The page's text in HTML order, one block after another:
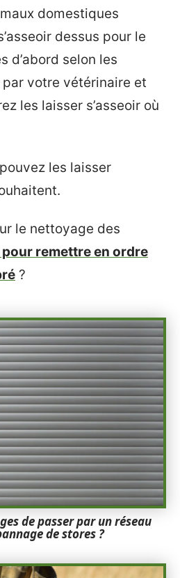
domestiques
dessus pour le
d’abord selon les
votre vétérinaire et
les laisser s’asseoir où
les laisser
le nettoyage des
remettre en ordre
?
de passer par un réseau
de stores ?